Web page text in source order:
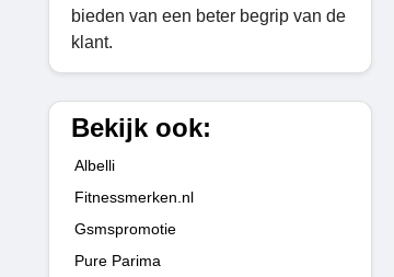
bieden van een beter begrip van de
klant.
Bekijk ook:
Albelli
Fitnessmerken.nl
Gsmspromotie
Pure Parima